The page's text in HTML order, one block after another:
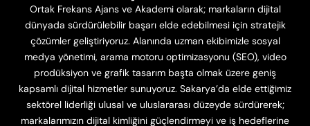
Ortak Frekans Ajans ve Akademi olarak; markaların dijital
dünyada sürdürülebilir başarı elde edebilmesi için stratejik
çözümler geliştiriyoruz. Alanında uzman ekibimizle sosyal
medya yönetimi, arama motoru optimizasyonu (SEO), video
prodüksiyon ve grafik tasarım başta olmak üzere geniş
kapsamlı dijital hizmetler sunuyoruz. Sakarya’da elde ettiğimiz
sektörel liderliği ulusal ve uluslararası düzeyde sürdürerek;
markalarımızın dijital kimliğini güçlendirmeyi ve iş hedeflerine